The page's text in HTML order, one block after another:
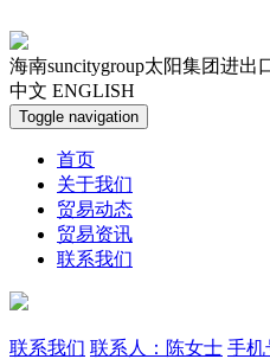
海南suncitygroup太阳集团进出
中文 ENGLISH
Toggle navigation
首页
关于我们
贸易动态
贸易资讯
联系我们
联系我们 联系人：陈女士 手机